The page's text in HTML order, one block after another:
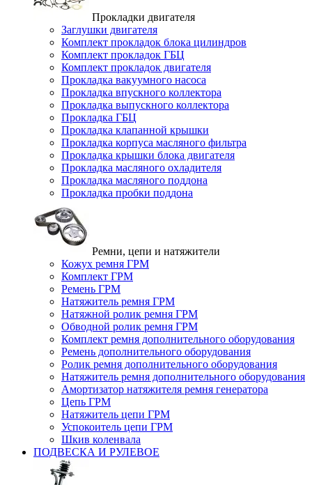
Прокладки двигателя
Заглушки двигателя
Комплект прокладок блока цилиндров
Комплект прокладок ГБЦ
Комплект прокладок двигателя
Прокладка вакуумного насоса
Прокладка впускного коллектора
Прокладка выпускного коллектора
Прокладка ГБЦ
Прокладка клапанной крышки
Прокладка корпуса масляного фильтра
Прокладка крышки блока двигателя
Прокладка масляного охладителя
Прокладка масляного поддона
Прокладка пробки поддона
Ремни, цепи и натяжители
Кожух ремня ГРМ
Комплект ГРМ
Ремень ГРМ
Натяжитель ремня ГРМ
Натяжной ролик ремня ГРМ
Обводной ролик ремня ГРМ
Комплект ремня дополнительного оборудования
Ремень дополнительного оборудования
Ролик ремня дополнительного оборудования
Натяжитель ремня дополнительного оборудования
Амортизатор натяжителя ремня генератора
Цепь ГРМ
Натяжитель цепи ГРМ
Успокоитель цепи ГРМ
Шкив коленвала
ПОДВЕСКА И РУЛЕВОЕ